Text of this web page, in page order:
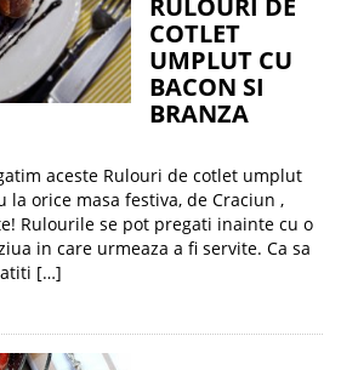
RULOURI DE
COTLET
UMPLUT CU
BACON SI
BRANZA
aceste Rulouri de cotlet umplut
la orice masa festiva, de Craciun ,
Rulourile se pot pregati inainte cu o
in care urmeaza a fi servite. Ca sa
[…]